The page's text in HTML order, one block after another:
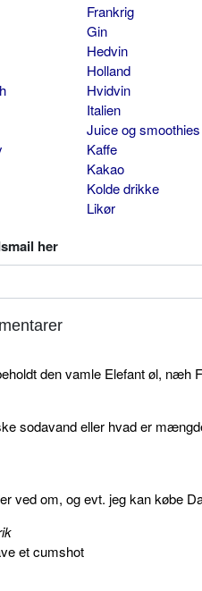
Frankrig
Gin
Hedvin
Holland
Hvidvin
Italien
Juice og smoothies
Kaffe
Kakao
Kolde drikke
Likør
her
den vamle Elefant øl, næh
sodavand eller hvad er
ved om, og evt. jeg kan købe
et cumshot